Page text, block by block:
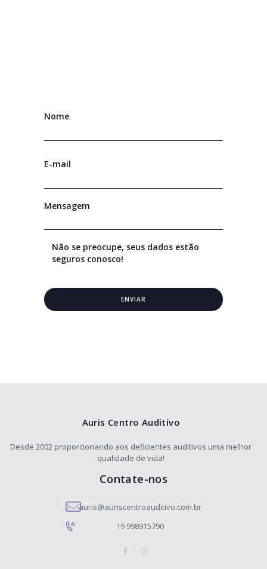
Nome
E-mail
Mensagem
Não se preocupe, seus dados estão
seguros conosco!
Auris Centro Auditivo
Desde 2002 proporcionando aos deficientes auditivos uma melhor
qualidade de vida!
Contate-nos
auris@auriscentroauditivo.com.br
19 998915790